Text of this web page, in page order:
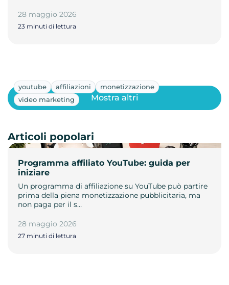
28 maggio 2026
23 minuti di lettura
youtube affiliazioni
monetizzazione
video marketing
Programma affiliato YouTube: guida per
iniziare
Un programma di affiliazione su YouTube può partire
prima della piena monetizzazione pubblicitaria, ma
non paga per il s…
28 maggio 2026
27 minuti di lettura
Mostra altri
Articoli popolari